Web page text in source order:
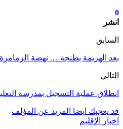
0
انشر
السابق
بعد الهزيمة بطنجة…. نهضة
التالي
انطلاق عملية التسجيل بمدرسة
قد يعجبك ايضا المزيد عن المؤلف
اخبار الإقليم